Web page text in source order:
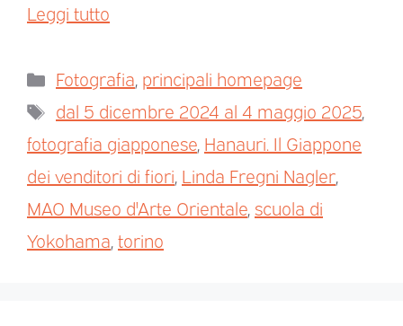
Leggi tutto
Fotografia principali homepage
dal 5 dicembre 2024 al 4 maggio 2025
fotografia giapponese Hanauri. Il Giappone
dei venditori di fiori Linda Fregni Nagler
MAO Museo d'Arte Orientale scuola di
Yokohama torino